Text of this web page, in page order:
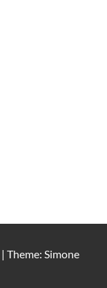
| Theme: Simone